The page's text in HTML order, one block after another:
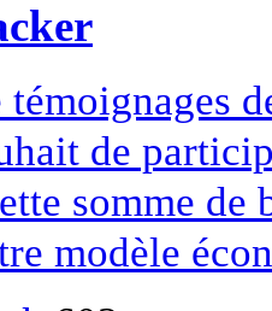
de
somme
modèle